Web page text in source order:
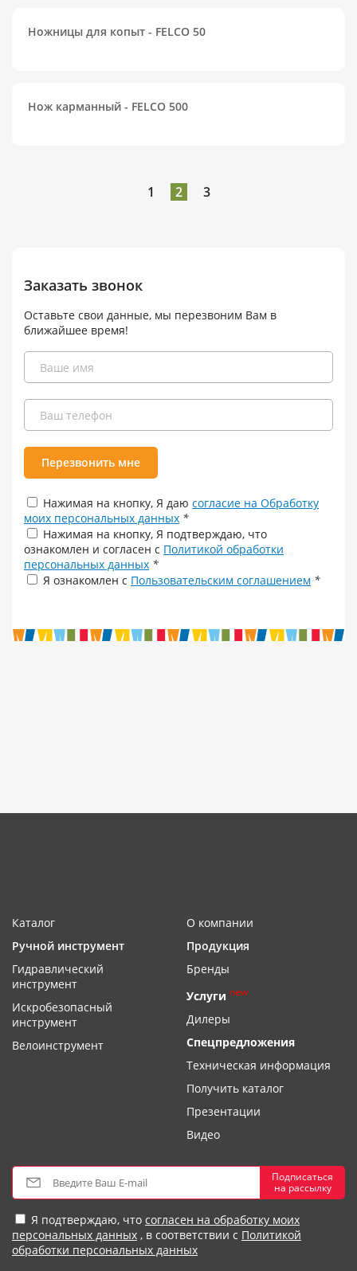
Ножницы для копыт - FELCO 50
Нож карманный - FELCO 500
1 2 3
Заказать звонок
Оставьте свои данные, мы перезвоним Вам в
ближайшее время!
Перезвонить мне
Нажимая на кнопку, Я даю согласие на Обработку
моих персональных данных *
Нажимая на кнопку, Я подтверждаю, что
ознакомлен и согласен с Политикой обработки
персональных данных *
Я ознакомлен с Пользовательским соглашением *
Каталог
Ручной инструмент
Гидравлический
инструмент
Искробезопасный
инструмент
Велоинструмент
О компании
Продукция
Бренды
Услуги new
Дилеры
Спецпредложения
Техническая информация
Получить каталог
Презентации
Видео
Подписаться
на рассылку
Я подтверждаю, что согласен на обработку моих
персональных данных , в соответствии с Политикой
обработки персональных данных